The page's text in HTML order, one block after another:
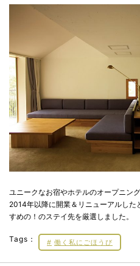
ユニークなお宿やホテルのオープニン
2014年以降に開業＆リニューアルし
すめの！のステイ先を厳選しました。
Tags： 働く私にごほうび